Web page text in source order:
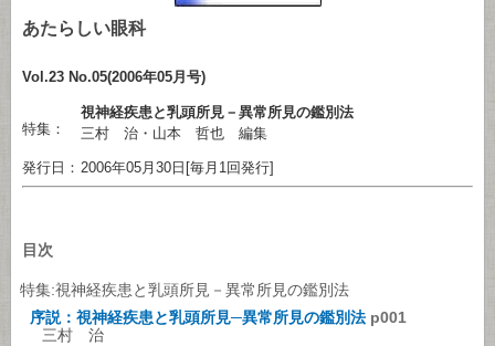
あたらしい眼科
Vol.23 No.05(2006年05月号)
特集：
視神経疾患と乳頭所見－異常所見の鑑別法
三村 治・山本 哲也 編集
発行日： 2006年05月30日[毎月1回発行]
目次
特集:視神経疾患と乳頭所見－異常所見の鑑別法
序説：視神経疾患と乳頭所見─異常所見の鑑別法 p001
三村 治